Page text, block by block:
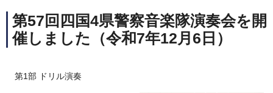
第57回四国4県警察音楽隊演奏会を開
催しました（令和7年12月6日）
第1部 ドリル演奏